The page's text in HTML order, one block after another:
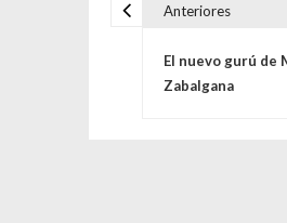
Anteriores
El nuevo gurú de
Zabalgana